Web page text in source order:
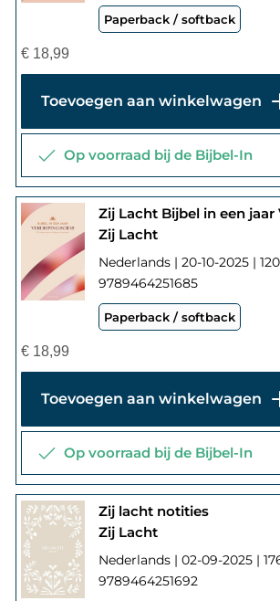
Paperback / softback
€18,99
Toevoegen aan winkelwagen
Op voorraad bij de Bijbel-In
Zij Lacht
Nederlands | 20-10-2025 |
9789464251685
Paperback / softback
€18,99
Toevoegen aan winkelwagen
Op voorraad bij de Bijbel-In
Zij lacht notities
Zij Lacht
Nederlands | 02-09-2025 |
9789464251692